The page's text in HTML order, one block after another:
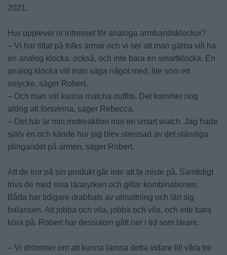
2021.
Hur upplever ni intresset för analoga armbandsklockor?
– Vi har tittat på folks armar och vi ser att man gärna vill ha
en analog klocka, också, och inte bara en smartklocka. En
analog klocka vill man säga något med, lite som ett
smycke, säger Robert.
– Och man vill kunna matcha outfits. Det kommer nog
aldrig att försvinna, säger Rebecca.
– Det här är min motreaktion mot en smart watch. Jag hade
själv en och kände hur jag blev stressad av det ständiga
plingandet på armen, säger Robert.
Att de tror på sin produkt går inte att ta miste på. Samtidigt
trivs de med sina läraryrken och gillar kombinationen.
Båda har tidigare drabbats av utmattning och lärt sig
balansen. Att jobba och vila, jobba och vila, och inte bara
köra på. Robert har dessutom gått ner i tid som lärare.
– Vi drömmer om att kunna lämna detta vidare till våra tre